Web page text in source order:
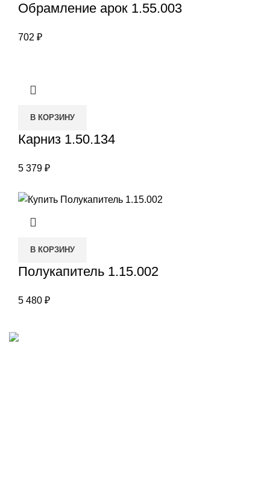
Обрамление арок 1.55.003
702 ₽
В КОРЗИНУ
Карниз 1.50.134
5 379 ₽
В КОРЗИНУ
Полукапитель 1.15.002
5 480 ₽